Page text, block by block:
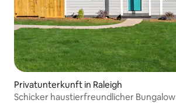
Privatunterkunft in Raleigh
Schicker haustierfreundlicher Bungalow